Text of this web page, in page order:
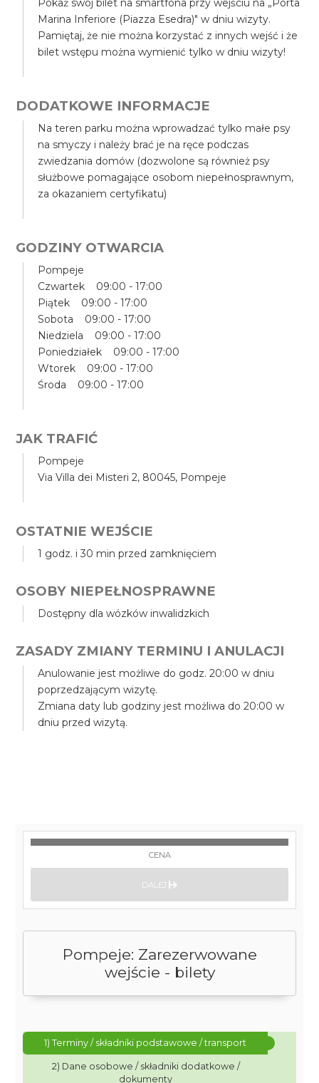
Pokaż swój bilet na smartfona przy wejściu na „Porta
Marina Inferiore (Piazza Esedra)" w dniu wizyty.
Pamiętaj, że nie można korzystać z innych wejść i że
bilet wstępu można wymienić tylko w dniu wizyty!
DODATKOWE INFORMACJE
Na teren parku można wprowadzać tylko małe psy
na smyczy i należy brać je na ręce podczas
zwiedzania domów (dozwolone są również psy
służbowe pomagające osobom niepełnosprawnym,
za okazaniem certyfikatu)
GODZINY OTWARCIA
Pompeje
Czwartek 09:00 - 17:00
Piątek 09:00 - 17:00
Sobota 09:00 - 17:00
Niedziela 09:00 - 17:00
Poniedziałek 09:00 - 17:00
Wtorek 09:00 - 17:00
Środa 09:00 - 17:00
JAK TRAFIĆ
Pompeje
Via Villa dei Misteri 2, 80045, Pompeje
OSTATNIE WEJŚCIE
1 godz. i 30 min przed zamknięciem
OSOBY NIEPEŁNOSPRAWNE
Dostępny dla wózków inwalidzkich
ZASADY ZMIANY TERMINU I ANULACJI
Anulowanie jest możliwe do godz. 20:00 w dniu
poprzedzającym wizytę.
Zmiana daty lub godziny jest możliwa do 20:00 w
dniu przed wizytą.
Pompeje: Zarezerwowane
wejście - bilety
1) Terminy / składniki podstawowe / transport
2) Dane osobowe / składniki dodatkowe /
dokumenty
CENA
DALEJ